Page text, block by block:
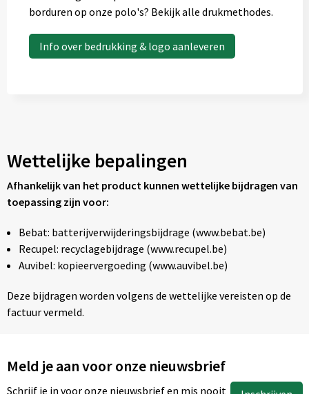
borduren op onze polo's? Bekijk alle drukmethodes.
Info over bedrukking & logo aanleveren
Wettelijke bepalingen
Afhankelijk van het product kunnen wettelijke bijdragen van
toepassing zijn voor:
Bebat: batterijverwijderingsbijdrage (www.bebat.be)
Recupel: recyclagebijdrage (www.recupel.be)
Auvibel: kopieervergoeding (www.auvibel.be)
Deze bijdragen worden volgens de wettelijke vereisten op de
factuur vermeld.
Meld je aan voor onze nieuwsbrief
Schrijf je in voor onze nieuwsbrief en mis nooit